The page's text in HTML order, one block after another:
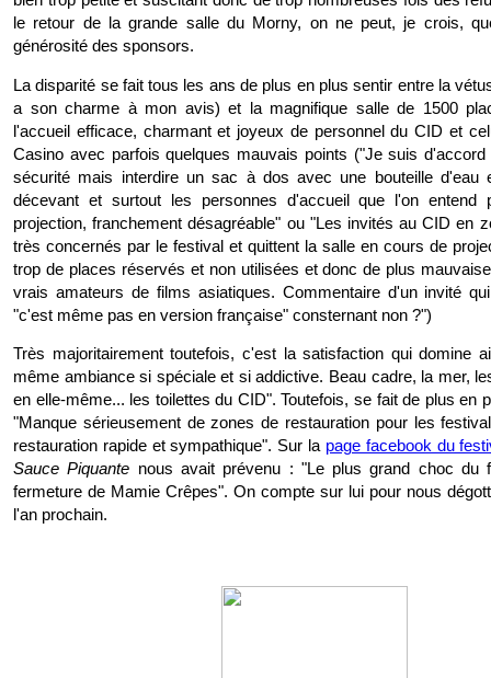
le retour de la grande salle du Morny, on ne peut, je crois,
générosité des sponsors.
La disparité se fait tous les ans de plus en plus sentir entre la
a son charme à mon avis) et la magnifique salle de 1500
l'accueil efficace, charmant et joyeux de personnel du CID et
Casino avec parfois quelques mauvais points ("Je suis
sécurité mais interdire un sac à dos avec une bouteille d'eau
décevant et surtout les personnes d'accueil que l'on entend
projection, franchement désagréable" ou "Les invités au CID en
très concernés par le festival et quittent la salle en cours de
trop de places réservés et non utilisées et donc de plus
vrais amateurs de films asiatiques. Commentaire d'un invité
"c'est même pas en version française" consternant non ?")
Très majoritairement toutefois, c'est la satisfaction qui domine
même ambiance si spéciale et si addictive. Beau cadre, la mer,
en elle-même... les toilettes du CID". Toutefois, se fait de plus en
"Manque sérieusement de zones de restauration pour les
restauration rapide et sympathique". Sur la page facebook du
Sauce Piquante nous avait prévenu : "Le plus grand choc du
fermeture de Mamie Crêpes". On compte sur lui pour nous
l'an prochain.